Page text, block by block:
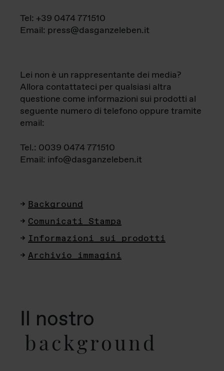
Tel: +39 0474 771510
Email: press@dasganzeleben.it
Lei non è un rappresentante dei media?
Allora contattateci per qualsiasi altra
questione come informazioni sui prodotti al
seguente numero di telefono oppure tramite
email:
Tel.: 0039 0474 771510
Email: info@dasganzeleben.it
Background
Comunicati Stampa
Informazioni sui prodotti
Archivio immagini
Il nostro
background